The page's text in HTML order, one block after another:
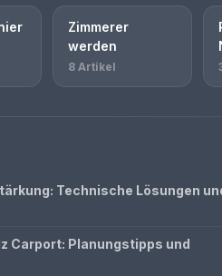
Zimmerer
werden
8 Artikel
Technische Lösungen
Carport: Planungstipps und